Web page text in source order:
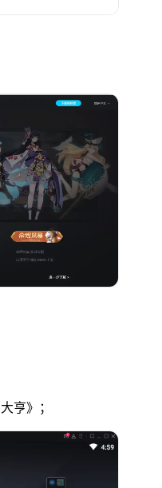
亨》；